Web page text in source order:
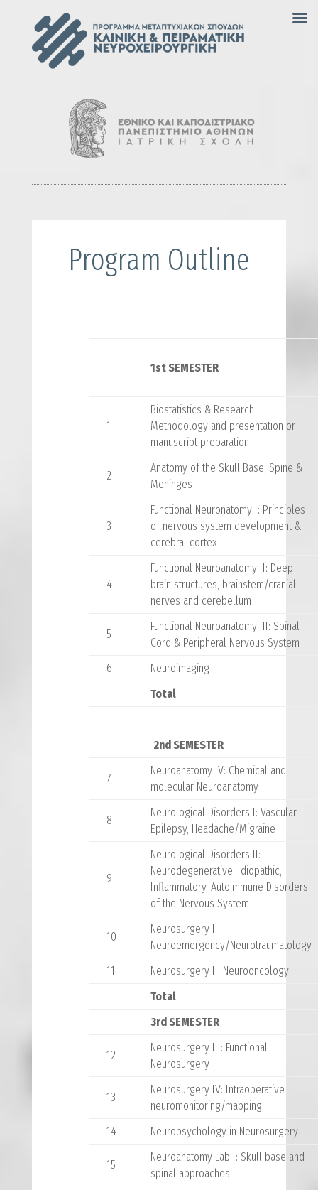
Program Outline
1st SEMESTER
1
Biostatistics & Research
Methodology and presentation or
manuscript preparation
2
Anatomy of the Skull Base, Spine &
Meninges
3
Functional Neuronatomy I: Principles
of nervous system development &
cerebral cortex
4
Functional Neuroanatomy II: Deep
brain structures, brainstem/cranial
nerves and cerebellum
5
Functional Neuroanatomy III: Spinal
Cord & Peripheral Nervous System
6
Neuroimaging
Total
2nd SEMESTER
7
Neuroanatomy IV: Chemical and
molecular Neuroanatomy
8
Neurological Disorders I: Vascular,
Epilepsy, Headache/Migraine
9
Νeurological Disorders II:
Neurodegenerative, Idiopathic,
Inflammatory, Autoimmune Disorders
of the Nervous System
10
Neurosurgery I:
Neuroemergency/Neurotraumatology
11
Neurosurgery II: Neurooncology
Total
3rd SEMESTER
12
Neurosurgery III: Functional
Neurosurgery
13
Neurosurgery IV: Intraoperative
neuromonitoring/mapping
14
Neuropsychology in Neurosurgery
15
Neuroanatomy Lab I: Skull base and
spinal approaches